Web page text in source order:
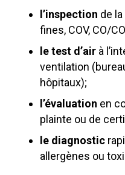
l’inspection de
fines, COV, CO/
le test d’air à
ventilation
hôpitaux);
l’évaluation en
plainte ou de
le diagnostic
allergènes ou